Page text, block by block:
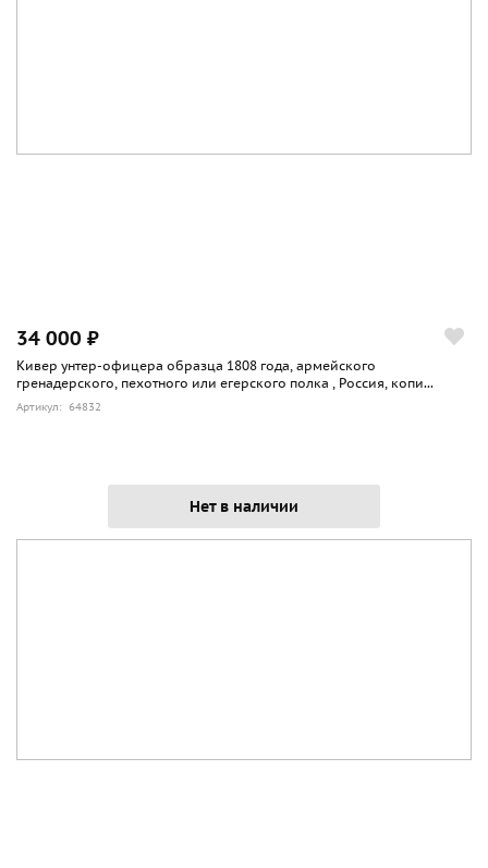
34 000 ₽
Кивер унтер-офицера образца 1808 года, армейского
гренадерского, пехотного или егерского полка , Россия, копи...
Артикул: 64832
Нет в наличии